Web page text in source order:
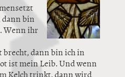
bin
Wenn ihr
brecht, dann bin ich in
ist mein Leib. Und wenn
Kelch trinkt, dann wird